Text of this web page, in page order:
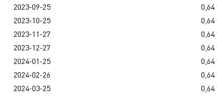
2023-09-25
0,64
2023-10-25
0,64
2023-11-27
0,64
2023-12-27
0,64
2024-01-25
0,64
2024-02-26
0,64
2024-03-25
0,64